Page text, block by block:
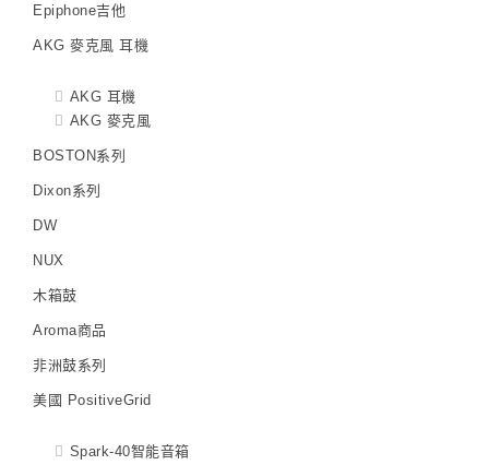
Epiphone吉他
AKG 麥克風 耳機
AKG 耳機
AKG 麥克風
BOSTON系列
Dixon系列
DW
NUX
木箱鼓
Aroma商品
非洲鼓系列
美國 PositiveGrid
Spark-40智能音箱